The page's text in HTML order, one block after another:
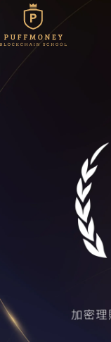
主
內
容